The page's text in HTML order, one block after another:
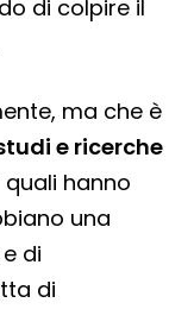
di colpire il
ma che è
e ricerche
hanno
una
di
di